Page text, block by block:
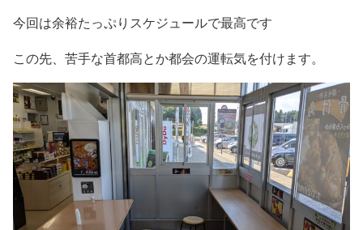
今回は余裕たっぷりスケジュールで最高です
この先、苦手な首都高とか都会の運転気を付けます。